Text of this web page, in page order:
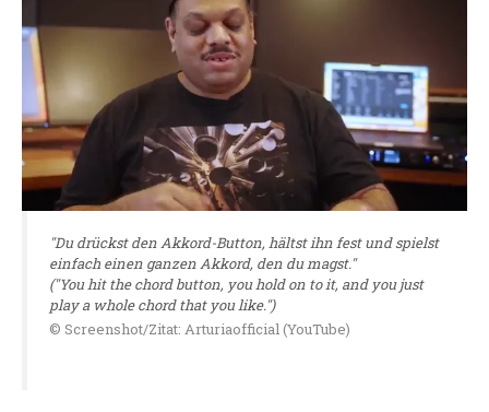
"Du drückst den Akkord-Button, hältst ihn fest und spielst
einfach einen ganzen Akkord, den du magst."
("You hit the chord button, you hold on to it, and you just
play a whole chord that you like.")
© Screenshot/Zitat: Arturiaofficial (YouTube)